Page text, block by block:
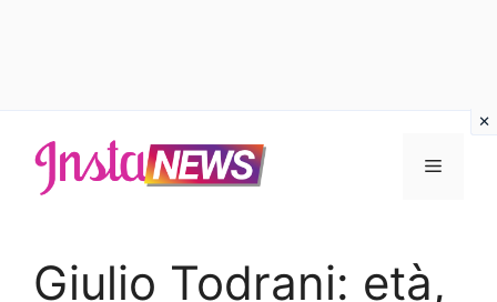
contenuto
Menu
Giulio Todrani: età,